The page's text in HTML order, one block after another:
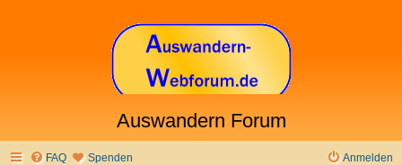
Auswandern Forum
FAQ Spenden Anmelden